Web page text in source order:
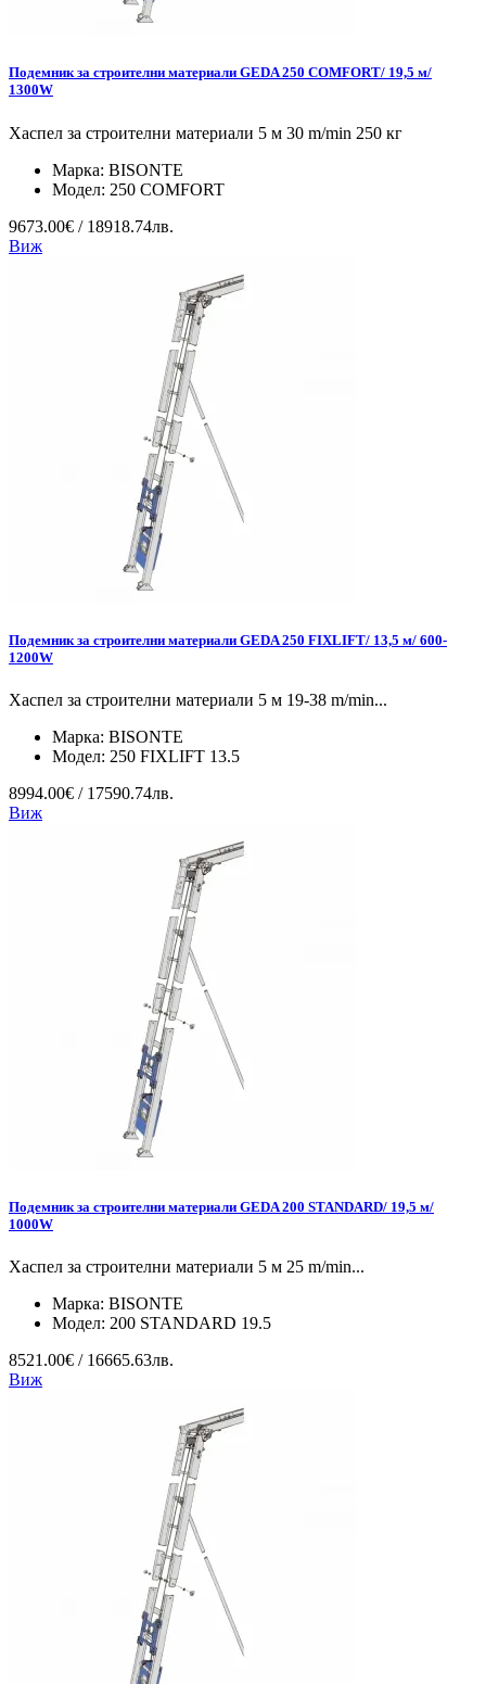
Подемник за строителни материали GEDA 250 COMFORT/ 19,5 м/
1300W
Хаспел за строителни материали 5 м 30 m/min 250 кг
Марка: BISONTE
Модел: 250 COMFORT
9673.00€ / 18918.74лв.
Виж
Подемник за строителни материали GEDA 250 FIXLIFT/ 13,5 м/ 600-
1200W
Хаспел за строителни материали 5 м 19-38 m/min...
Марка: BISONTE
Модел: 250 FIXLIFT 13.5
8994.00€ / 17590.74лв.
Виж
Подемник за строителни материали GEDA 200 STANDARD/ 19,5 м/
1000W
Хаспел за строителни материали 5 м 25 m/min...
Марка: BISONTE
Модел: 200 STANDARD 19.5
8521.00€ / 16665.63лв.
Виж